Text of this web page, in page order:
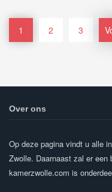
1 2 3
Over ons
Op deze pagina vindt u alle
Zwolle. Daarnaast zal er een
kamerzwolle.com is